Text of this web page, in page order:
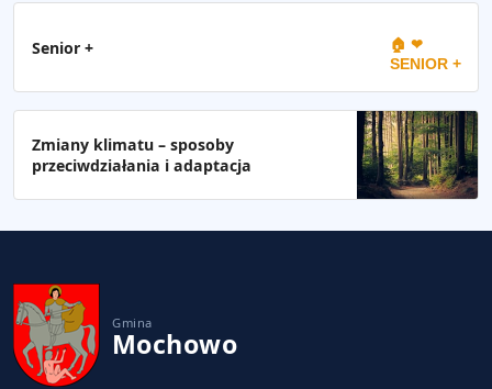
Senior + 🏠 ❤
SENIOR +
Zmiany klimatu – sposoby
przeciwdziałania i adaptacja
Gmina
Mochowo